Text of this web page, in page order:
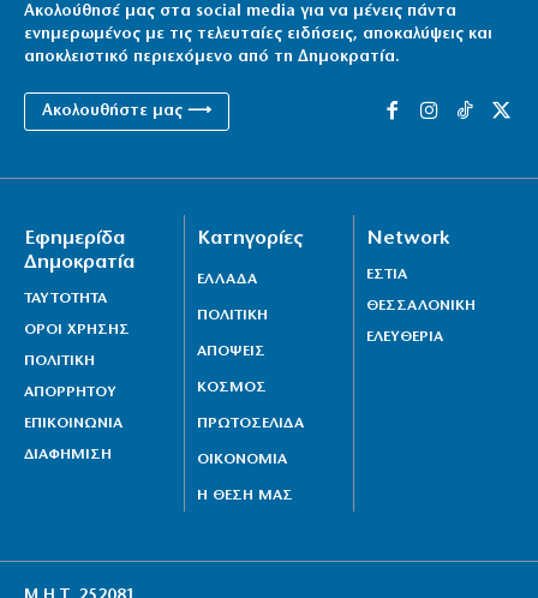
Ακολούθησέ μας στα social media για να μένεις πάντα
ενημερωμένος με τις τελευταίες ειδήσεις, αποκαλύψεις και
αποκλειστικό περιεχόμενο από τη Δημοκρατία.
Ακολουθήστε μας ⟶
Εφημερίδα
Δημοκρατία
ΤΑΥΤΟΤΗΤΑ
ΟΡΟΙ ΧΡΗΣΗΣ
ΠΟΛΙΤΙΚΗ
ΑΠΟΡΡΗΤΟΥ
ΕΠΙΚΟΙΝΩΝΙΑ
ΔΙΑΦΗΜΙΣΗ
Κατηγορίες
ΕΛΛΑΔΑ
ΠΟΛΙΤΙΚΗ
ΑΠΟΨΕΙΣ
ΚΟΣΜΟΣ
ΠΡΩΤΟΣΕΛΙΔΑ
ΟΙΚΟΝΟΜΙΑ
Η ΘΕΣΗ ΜΑΣ
Network
ΕΣΤΙΑ
ΘΕΣΣΑΛΟΝΙΚΗ
ΕΛΕΥΘΕΡΙΑ